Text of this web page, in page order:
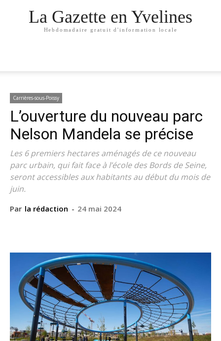
La Gazette en Yvelines
Hebdomadaire gratuit d'information locale
Carrières-sous-Poissy
L’ouverture du nouveau parc
Nelson Mandela se précise
Les 6 premiers hectares aménagés de ce nouveau
parc urbain, qui fait face à l’école des Bords de Seine,
seront accessibles aux habitants au début du mois de
juin.
Par la rédaction - 24 mai 2024